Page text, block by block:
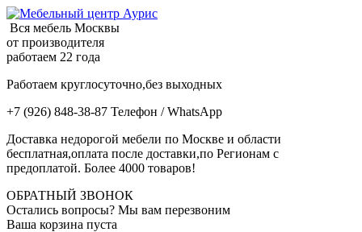
Вся мебель Москвы
от производителя
работаем 22 года
Работаем круглосуточно,без выходных
+7 (926) 848-38-87 Телефон / WhatsApp
Доставка недорогой мебели по Москве и области
бесплатная,оплата после доставки,по Регионам с
предоплатой. Более 4000 товаров!
ОБРАТНЫЙ ЗВОНОК
Остались вопросы? Мы вам перезвоним
Ваша корзина пуста